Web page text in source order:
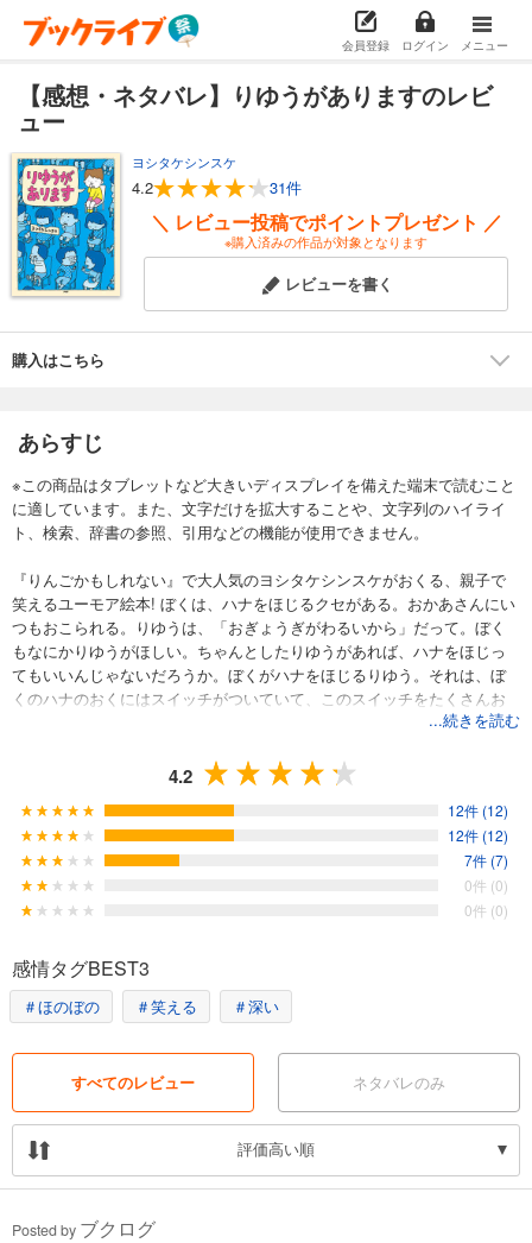
会員登録 ログイン メニュー
【感想・ネタバレ】りゆうがありますのレビ
ュー
ヨシタケシンスケ
4.2 31件
＼ レビュー投稿でポイントプレゼント ／
※購入済みの作品が対象となります
レビューを書く
購入はこちら
あらすじ
※この商品はタブレットなど大きいディスプレイを備えた端末で読むこと
に適しています。また、文字だけを拡大することや、文字列のハイライ
ト、検索、辞書の参照、引用などの機能が使用できません。
『りんごかもしれない』で大人気のヨシタケシンスケがおくる、親子で
笑えるユーモア絵本! ぼくは、ハナをほじるクセがある。おかあさんにい
つもおこられる。りゆうは、「おぎょうぎがわるいから」だって。ぼく
もなにかりゆうがほしい。ちゃんとしたりゆうがあれば、ハナをほじっ
てもいいんじゃないだろうか。ぼくがハナをほじるりゆう。それは、ぼ
くのハナのおくにはスイッチがついていて、このスイッチをたくさんお
すと、あたまから「ウキウキビーム」がでるんだ。このビームは、みん
ツメをくわえて、大人にはきこえない音をだしているんだ。この音は、
ゴミすてばのカラスをおいはらうことができるんだよ。びんぼうゆすり
をしちゃうのは、モグラたちに、今日あったできごとを「モグラ語」で
教えてあげてるの。子どもたちがついやってしまうクセ、それには、
「りゆう」があるんです。
...続きを読む
4.2
12件 (12)
12件 (12)
7件 (7)
0件 (0)
0件 (0)
感情タグBEST3
＃ほのぼの ＃笑える ＃深い
すべてのレビュー ネタバレのみ
評価高い順
Posted by ブクログ